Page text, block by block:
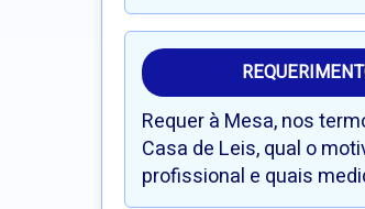
Requer à Mesa, nos
Casa de Leis, qual o
profissional e quais